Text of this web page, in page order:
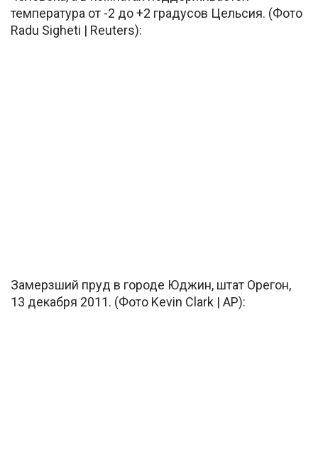
температура от -2 до +2 градусов Цельсия. (Фото
Radu Sigheti | Reuters):
Замерзший пруд в городе Юджин, штат Орегон,
13 декабря 2011. (Фото Kevin Clark | AP):